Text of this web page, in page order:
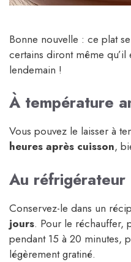
Bonne nouvelle : ce plat
certains diront même
lendemain !
À température
Vous pouvez le laisser à
heures après cuisson,
Au réfrigérateur
Conservez-le dans un
jours. Pour le réchauffer,
pendant 15 à 20 minutes,
légèrement gratiné.